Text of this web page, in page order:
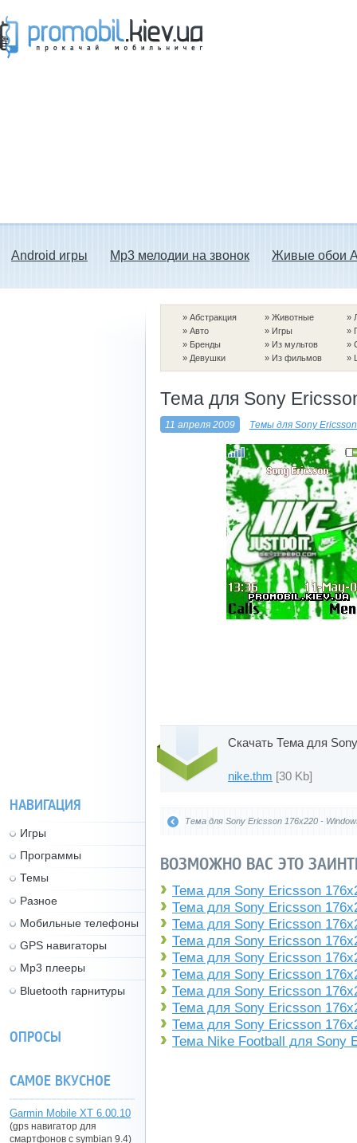
Android игры Mp3 мелодии на звонок Живые обои
» Абстракция
» Авто
» Бренды
» Девушки
» Животные
» Игры
» Из мультов
» Из фильмов
»
»
»
»
Тема для Sony
11 апреля 2009 Темы для Sony
Скачать Тема для
nike.thm [30 Kb]
Тема для Sony Ericsson 176x220 -
ВОЗМОЖНО ВАС ЭТО
Тема для Sony Ericsson
Тема для Sony Ericsson
Тема для Sony Ericsson
Тема для Sony Ericsson
Тема для Sony Ericsson
Тема для Sony Ericsson
Тема для Sony Ericsson
Тема для Sony Ericsson
Тема для Sony Ericsson
Тема Nike Football для Sony
НАВИГАЦИЯ
Игры
Программы
Темы
Разное
Мобильные телефоны
GPS навигаторы
Mp3 плееры
Bluetooth гарнитуры
ОПРОСЫ
САМОЕ ВКУСНОЕ
Garmin Mobile XT 6.00.10
(gps навигатор для
смартфонов с symbian 9.4)